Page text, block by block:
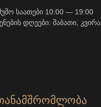
საათები 10:00 — 19:00
დღეები: შაბათი, კვირა